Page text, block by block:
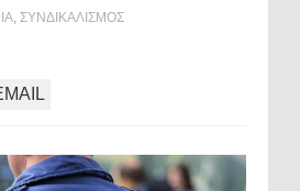
, ΣΥΝΔΙΚΑΛΙΣΜΟΣ